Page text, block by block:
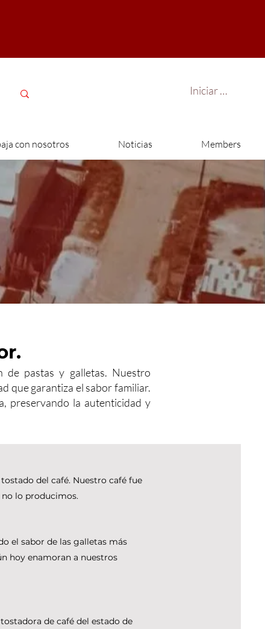
Iniciar sesión
con nosotros Noticias Members
de pastas y galletas. Nuestro
que garantiza el sabor familiar.
preservando la autenticidad y
del café. Nuestro café fue
lo producimos.
el sabor de las galletas más
hoy enamoran a nuestros
de café del estado de